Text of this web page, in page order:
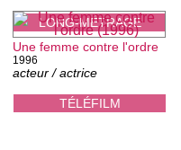
LONG-MÉTRAGE
TÉLÉFILM
Une femme contre l'ordre
1996
acteur / actrice